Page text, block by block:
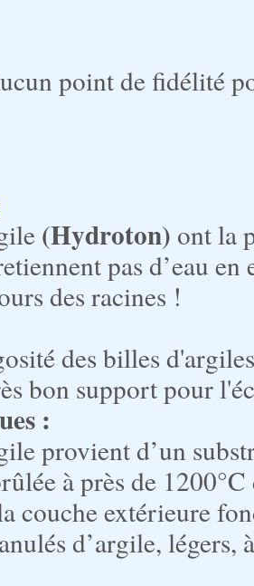
point de fidélité
(Hydroton) ont la
pas d’eau
des racines !
des billes
bon support pour
:
provient d’un
à près de
couche extérieure
d’argile,